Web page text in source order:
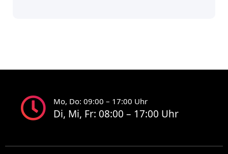
Mo, Do: 09:00 – 17:00 Uhr
Di, Mi, Fr: 08:00 – 17:00 Uhr